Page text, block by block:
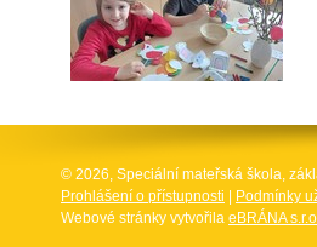
© 2026, Speciální mateřská škola,
Prohlášení o přístupnosti
Podmínky
Webové stránky vytvořila eBRÁNA